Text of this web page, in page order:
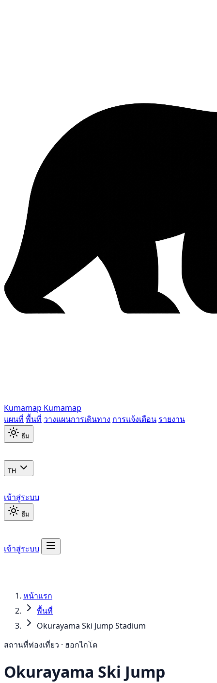
Kumamap Kumamap
แผนที่ พื้นที่ วางแผนการเดินทาง การแจ้งเตือน รายงาน
ธีม
TH
เข้าสู่ระบบ
ธีม
เข้าสู่ระบบ
หน้าแรก
พื้นที่
Okurayama Ski Jump Stadium
สถานที่ท่องเที่ยว · ฮอกไกโด
Okurayama Ski Jump